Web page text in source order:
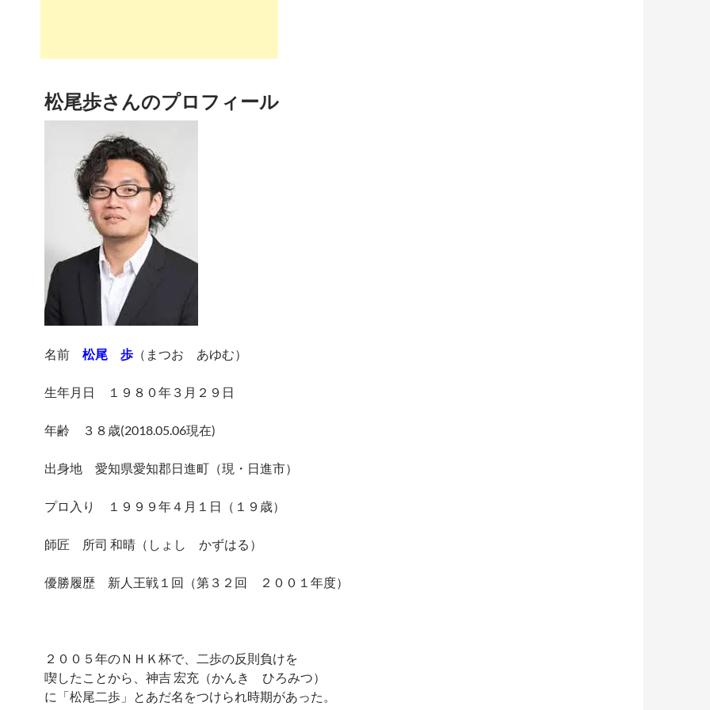
松尾歩さんのプロフィール
名前 松尾 歩 （まつお あゆむ）
生年月日 １９８０年３月２９日
年齢 ３８歳(2018.05.06現在)
出身地 愛知県愛知郡日進町（現・日進市）
プロ入り １９９９年４月１日（１９歳）
師匠 所司 和晴（しょし かずはる）
優勝履歴 新人王戦１回（第３２回 ２００１年度）
２００５年のＮＨＫ杯で、二歩の反則負けを
喫したことから、神吉 宏充（かんき ひろみつ）
に「松尾二歩」とあだ名をつけられ時期があった。